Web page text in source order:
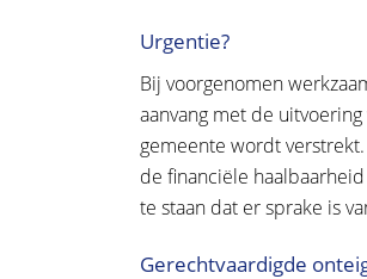
Urgentie?
Bij voorgenomen
aanvang met de
gemeente wordt
de financiële
te staan dat er sprake is
Gerechtvaardigde